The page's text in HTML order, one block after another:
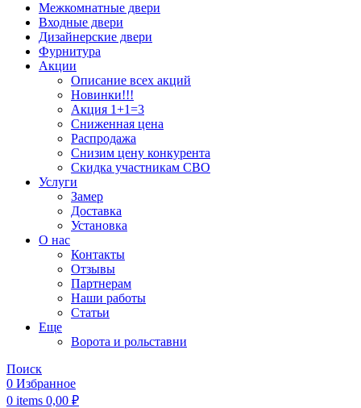
Межкомнатные двери
Входные двери
Дизайнерские двери
Фурнитура
Акции
Описание всех акций
Новинки!!!
Акция 1+1=3
Сниженная цена
Распродажа
Снизим цену конкурента
Скидка участникам СВО
Услуги
Замер
Доставка
Установка
О нас
Контакты
Отзывы
Партнерам
Наши работы
Статьи
Еще
Ворота и рольставни
Поиск
0 Избранное
0 items 0,00 ₽